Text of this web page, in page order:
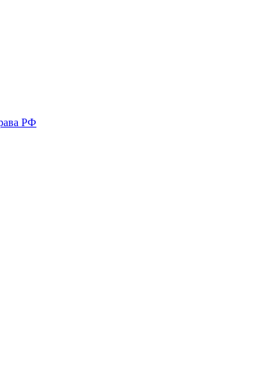
РФ